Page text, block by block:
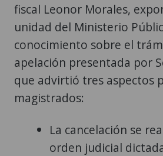
fiscal Leonor Morales,
unidad del Ministerio
conocimiento sobre el
apelación presentada por
que advirtió tres aspectos
magistrados:
La cancelación se
orden judicial